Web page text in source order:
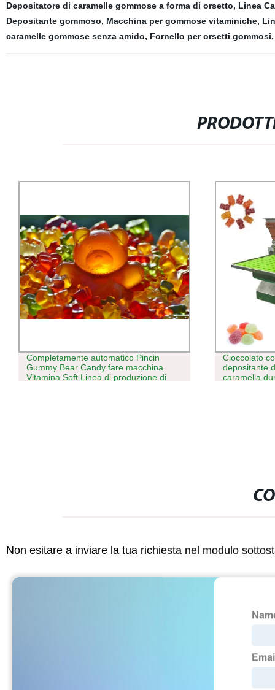
Depositatore di caramelle gommose a forma di orsetto, Linea
Depositante gommoso, Macchina per gommose vitaminiche,
caramelle gommose senza amido, Fornello per orsetti gommosi
Cioccolato commerciale 10 ugelli Tavola
depositante del deposito del top per
caramella dura, Gummy multi Vitamina
di
Non esitare a inviare la tua richiesta nel modulo